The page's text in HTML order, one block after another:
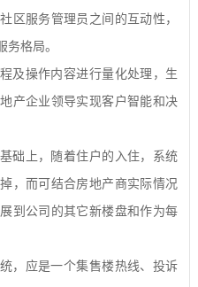
区服务管理员之间的互动性，
格局。
及操作内容进行量化处理，生
产企业领导实现客户智能和决
础上，随着住户的入住，系统
，而可结合房地产商实际情况
到公司的其它新楼盘和作为每
，应是一个集售楼热线、投诉